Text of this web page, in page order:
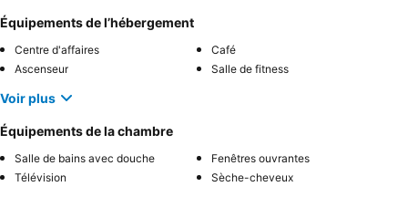
Équipements de l’hébergement
Centre d'affaires
Café
Ascenseur
Salle de fitness
Voir plus
Équipements de la chambre
Salle de bains avec douche
Fenêtres ouvrantes
Télévision
Sèche-cheveux